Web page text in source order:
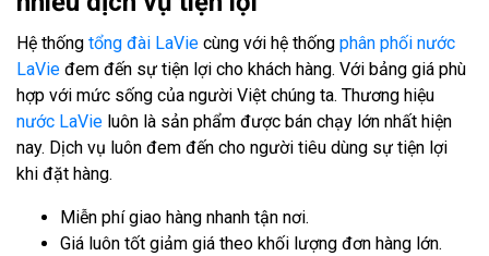
Hệ thống tổng đài LaVie cùng với hệ thống phân phối nước
LaVie đem đến sự tiện lợi cho khách hàng. Với bảng giá phù
hợp với mức sống của người Việt chúng ta. Thương hiệu
nước LaVie luôn là sản phẩm được bán chạy lớn nhất hiện
nay. Dịch vụ luôn đem đến cho người tiêu dùng sự tiện lợi
khi đặt hàng.
Miễn phí giao hàng nhanh tận nơi.
Giá luôn tốt giảm giá theo khối lượng đơn hàng lớn.